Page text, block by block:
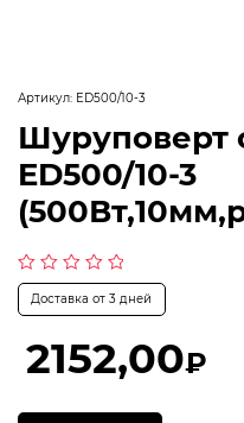
Артикул: ED500/10-3
Шуруповерт
ED500/10-3
Оценка
из
Доставка от 3 дней
2152,00₽